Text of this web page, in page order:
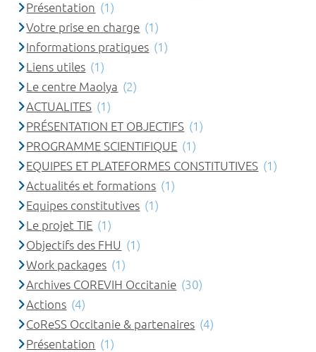
Présentation (1)
Votre prise en charge (1)
Informations pratiques (1)
Liens utiles (1)
Le centre Maolya (2)
ACTUALITES (1)
PRÉSENTATION ET OBJECTIFS (1)
PROGRAMME SCIENTIFIQUE (1)
EQUIPES ET PLATEFORMES CONSTITUTIVES (1)
Actualités et formations (1)
Equipes constitutives (1)
Le projet TIE (1)
Objectifs des FHU (1)
Work packages (1)
Archives COREVIH Occitanie (30)
Actions (4)
CoReSS Occitanie & partenaires (4)
Présentation (1)